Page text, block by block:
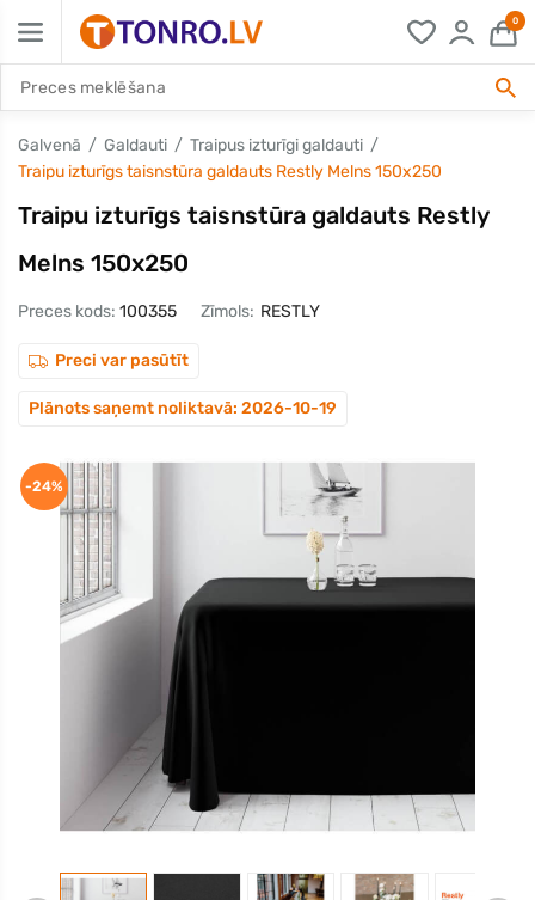
0
Galvenā Galdauti
Traipus izturīgi galdauti
Traipu izturīgs taisnstūra galdauts Restly Melns 150x250
Traipu izturīgs taisnstūra galdauts Restly
Melns 150x250
Preces kods: 100355 Zīmols: RESTLY
Preci var pasūtīt
Plānots saņemt noliktavā: 2026-10-19
-24%